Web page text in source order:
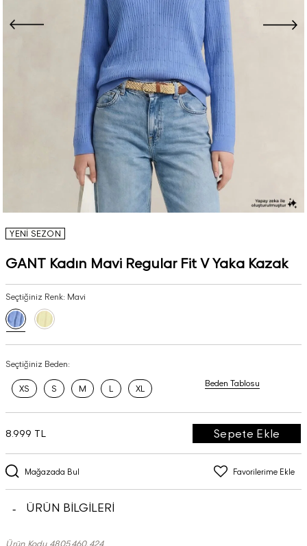
YENİ SEZON
GANT Kadın Mavi Regular Fit V Yaka Kazak
Seçtiğiniz Renk: Mavi
Seçtiğiniz Beden:
XS S M L XL
Beden Tablosu
Mağazada Bul Favorilerime Ekle
8.999 TL Sepete Ekle
ÜRÜN BİLGİLERİ
Ürün Kodu 4805460.424